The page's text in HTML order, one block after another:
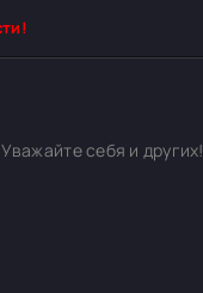
себя и других!